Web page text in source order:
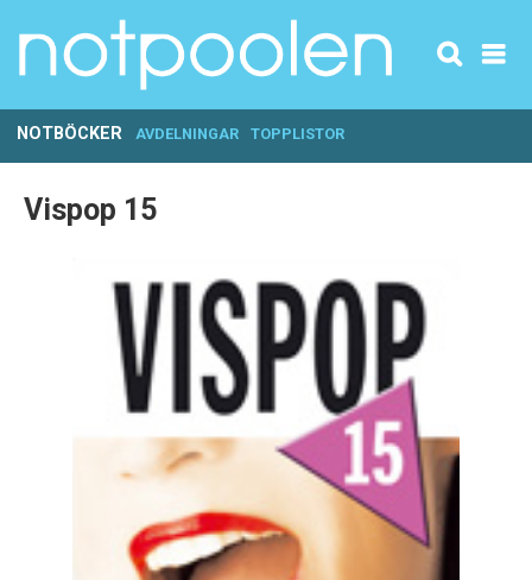
NOTBÖCKER AVDELNINGAR TOPPLISTOR
Vispop 15